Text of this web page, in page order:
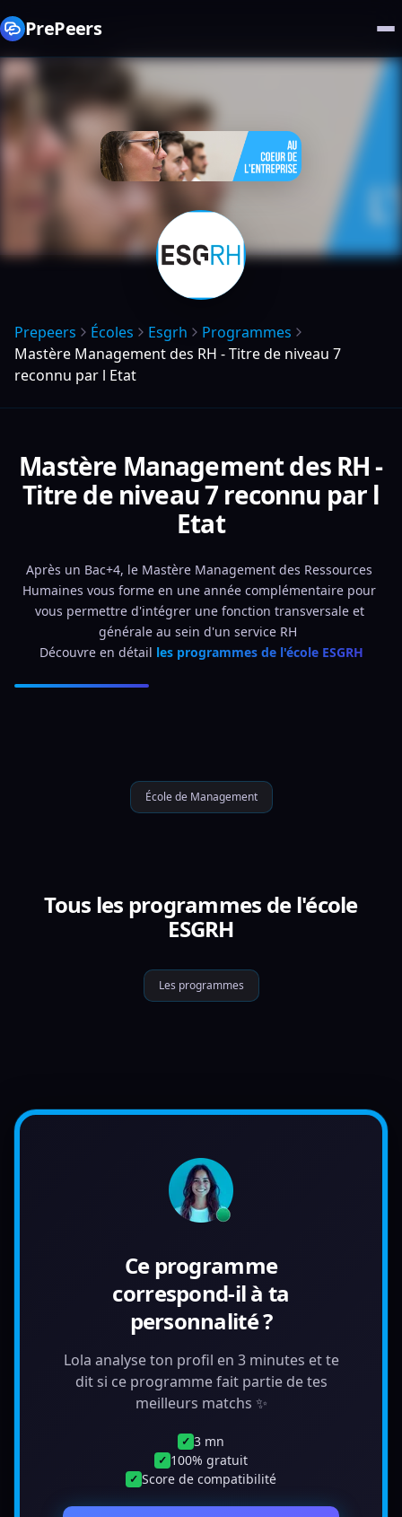
PrePeers
Prepeers Écoles Esgrh
Programmes
Mastère Management des RH - Titre de niveau 7
reconnu par l Etat
Mastère Management des RH -
Titre de niveau 7 reconnu par l
Etat
Après un Bac+4, le Mastère Management des Ressources
Humaines vous forme en une année complémentaire pour
vous permettre d'intégrer une fonction transversale et
générale au sein d'un service RH
Découvre en détail les programmes de l'école ESGRH
École de Management
Tous les programmes de l'école
ESGRH
Les programmes
Ce programme
correspond-il à ta
personnalité ?
Lola analyse ton profil en 3 minutes et te
dit si ce programme fait partie de tes
meilleurs matchs ✨
✓ 3 mn
✓ 100% gratuit
✓ Score de compatibilité